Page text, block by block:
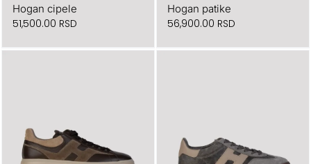
Hogan cipele
51,500.00 RSD
Hogan patike
56,900.00 RSD